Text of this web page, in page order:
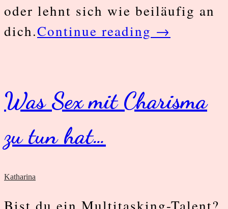
oder lehnt sich wie beiläufig an
dich.Continue reading Komm
geh
weg!
→
Was Sex mit Charisma
zu tun hat…
Katharina